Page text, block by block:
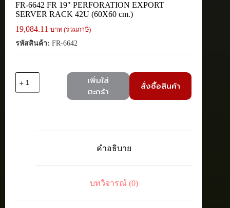
FR-6642 FR 19″ PERFORATION EXPORT
SERVER RACK 42U (60X60 cm.)
19,084.11 บาท (รวมภาษี)
รหัสสินค้า: FR-6642
FR-
EXPORT
(60X60
เพิ่มใส่
ตะกร้า
สั่งซื้อสินค้า
คำอธิบาย
บทวิจารณ์ (0)